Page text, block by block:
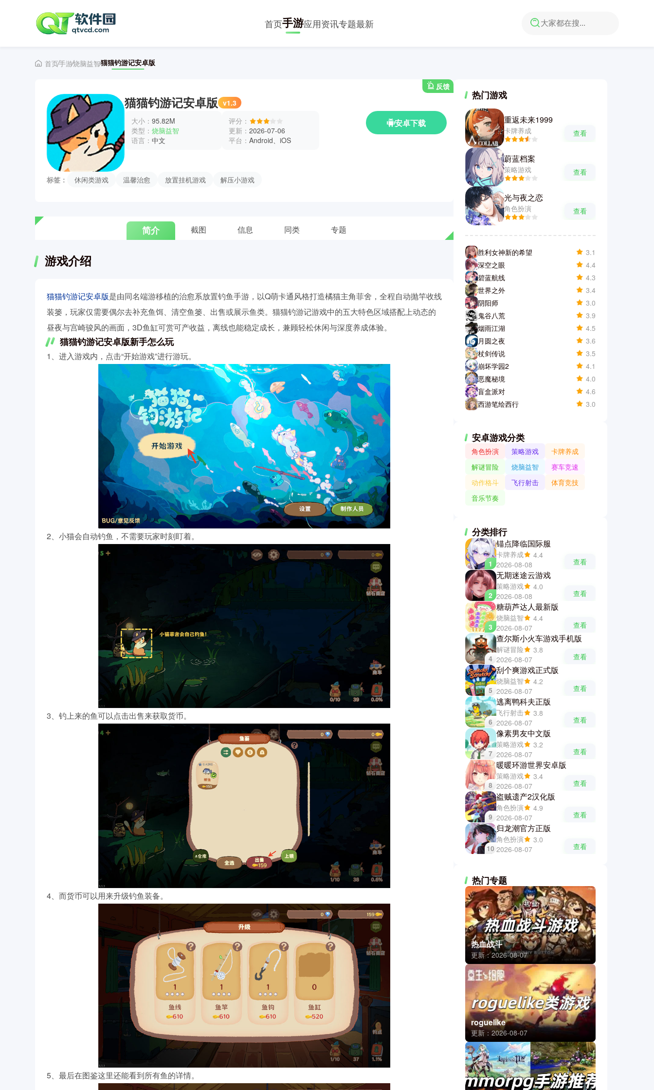
首页手游应用资讯专题最新
首页手游烧脑益智猫猫钓游记安卓版
反馈
猫猫钓游记安卓版 v1.3
大小： 95.82M
类型： 烧脑益智
语言： 中文
评分：
更新： 2026-07-06
平台： Android、iOS
安卓下载
标签： 休闲类游戏 温馨治愈 放置挂机游戏 解压小游戏
简介 截图 信息 同类 专题
游戏介绍
猫猫钓游记安卓版是由同名端游移植的治愈系放置钓鱼手游，以Q萌卡通风格打造橘猫主角菲舍，全程自动抛竿收线
装篓，玩家仅需要偶尔去补充鱼饵、清空鱼篓、出售或展示鱼类。猫猫钓游记游戏中的五大特色区域搭配上动态的
昼夜与宫崎骏风的画面，3D鱼缸可赏可产收益，离线也能稳定成长，兼顾轻松休闲与深度养成体验。
猫猫钓游记安卓版新手怎么玩
1、进入游戏内，点击“开始游戏”进行游玩。
2、小猫会自动钓鱼，不需要玩家时刻盯着。
3、钓上来的鱼可以点击出售来获取货币。
4、而货币可以用来升级钓鱼装备。
5、最后在图鉴这里还能看到所有鱼的详情。
热门游戏
重返未来1999
卡牌养成 查看
蔚蓝档案
策略游戏 查看
光与夜之恋
角色扮演 查看
胜利女神新的希望
3.1
深空之眼
4.4
碧蓝航线
4.3
世界之外
3.4
阴阳师
3.0
鬼谷八荒
3.9
烟雨江湖
4.5
月圆之夜
3.6
杖剑传说
3.5
崩坏学园2
4.1
恶魔秘境
4.0
盲盒派对
4.6
西游笔绘西行
3.0
安卓游戏分类
角色扮演 策略游戏
卡牌养成
解谜冒险
烧脑益智
赛车竞速
动作格斗
飞行射击
体育竞技
音乐节奏
分类排行
1
锚点降临国际服
卡牌养成
4.4
2026-08-08
查看
2
无期迷途云游戏
策略游戏
4.0
2026-08-08
查看
3
糖葫芦达人最新版
烧脑益智
4.4
2026-08-07
查看
4
查尔斯小火车游戏手机版
解谜冒险
3.8
2026-08-07
查看
5
刮个爽游戏正式版
烧脑益智
4.2
2026-08-07
查看
6
逃离鸭科夫正版
飞行射击
3.8
2026-08-07
查看
7
像素男友中文版
策略游戏
3.2
2026-08-07
查看
8
暖暖环游世界安卓版
策略游戏
3.4
2026-08-07
查看
9
盗贼遗产2汉化版
角色扮演
4.9
2026-08-07
查看
10
归龙潮官方正版
角色扮演
3.0
2026-08-07
查看
热门专题
热血战斗
更新：2026-08-07
roguelike
更新：2026-08-07